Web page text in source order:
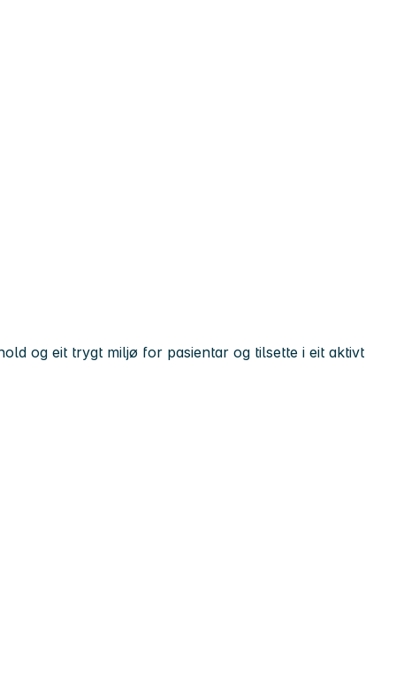
og eit trygt miljø for pasientar og tilsette i eit aktivt